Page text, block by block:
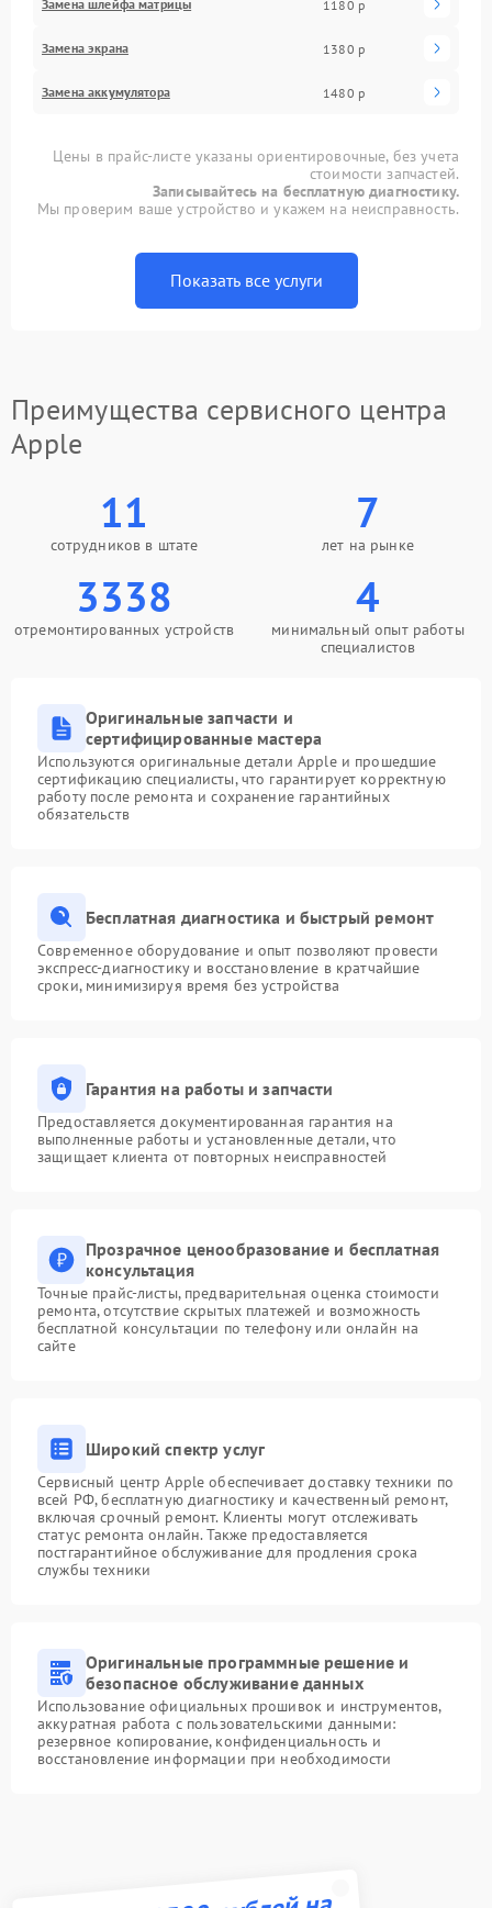
Замена шлейфа матрицы 1180 р
Замена экрана 1380 р
Замена аккумулятора 1480 р
Цены в прайс-листе указаны ориентировочные, без учета
стоимости запчастей.
Записывайтесь на бесплатную диагностику.
Мы проверим ваше устройство и укажем на неисправность.
Показать все услуги
Преимущества сервисного центра
Apple
11
сотрудников в штате
7
лет на рынке
3338
отремонтированных устройств
4
минимальный опыт работы
специалистов
Оригинальные запчасти и
сертифицированные мастера
Используются оригинальные детали Apple и прошедшие
сертификацию специалисты, что гарантирует корректную
работу после ремонта и сохранение гарантийных
обязательств
Бесплатная диагностика и быстрый ремонт
Современное оборудование и опыт позволяют провести
экспресс-диагностику и восстановление в кратчайшие
сроки, минимизируя время без устройства
Гарантия на работы и запчасти
Предоставляется документированная гарантия на
выполненные работы и установленные детали, что
защищает клиента от повторных неисправностей
Прозрачное ценообразование и бесплатная
консультация
Точные прайс-листы, предварительная оценка стоимости
ремонта, отсутствие скрытых платежей и возможность
бесплатной консультации по телефону или онлайн на
сайте
Широкий спектр услуг
Сервисный центр Apple обеспечивает доставку техники по
всей РФ, бесплатную диагностику и качественный ремонт,
включая срочный ремонт. Клиенты могут отслеживать
статус ремонта онлайн. Также предоставляется
постгарантийное обслуживание для продления срока
службы техники
Оригинальные программные решение и
безопасное обслуживание данных
Использование официальных прошивок и инструментов,
аккуратная работа с пользовательскими данными:
резервное копирование, конфиденциальность и
восстановление информации при необходимости